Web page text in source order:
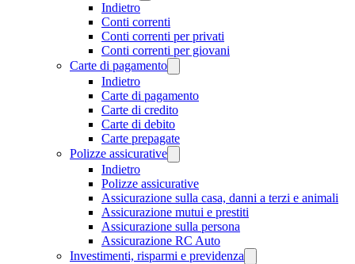
Indietro
Conti correnti
Conti correnti per privati
Conti correnti per giovani
Carte di pagamento
Indietro
Carte di pagamento
Carte di credito
Carte di debito
Carte prepagate
Polizze assicurative
Indietro
Polizze assicurative
Assicurazione sulla casa, danni a terzi e animali
Assicurazione mutui e prestiti
Assicurazione sulla persona
Assicurazione RC Auto
Investimenti, risparmi e previdenza